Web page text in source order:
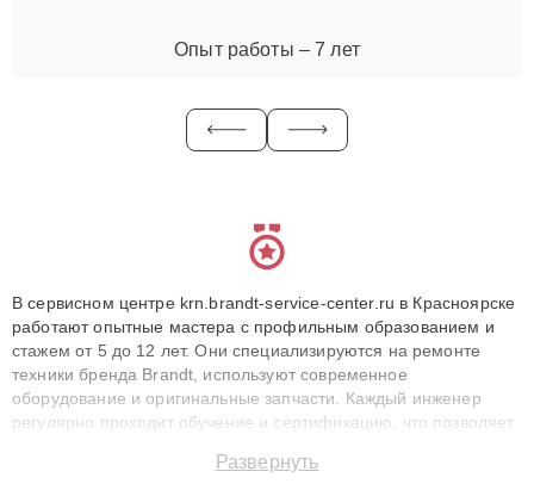
Опыт работы – 7 лет
В сервисном центре krn.brandt-service-center.ru в Красноярске
работают опытные мастера с профильным образованием и
стажем от 5 до 12 лет. Они специализируются на ремонте
техники бренда Brandt, используют современное
оборудование и оригинальные запчасти. Каждый инженер
регулярно проходит обучение и сертификацию, что позволяет
технику с сохранением гарантии до 3 лет. Наши мастера
Развернуть